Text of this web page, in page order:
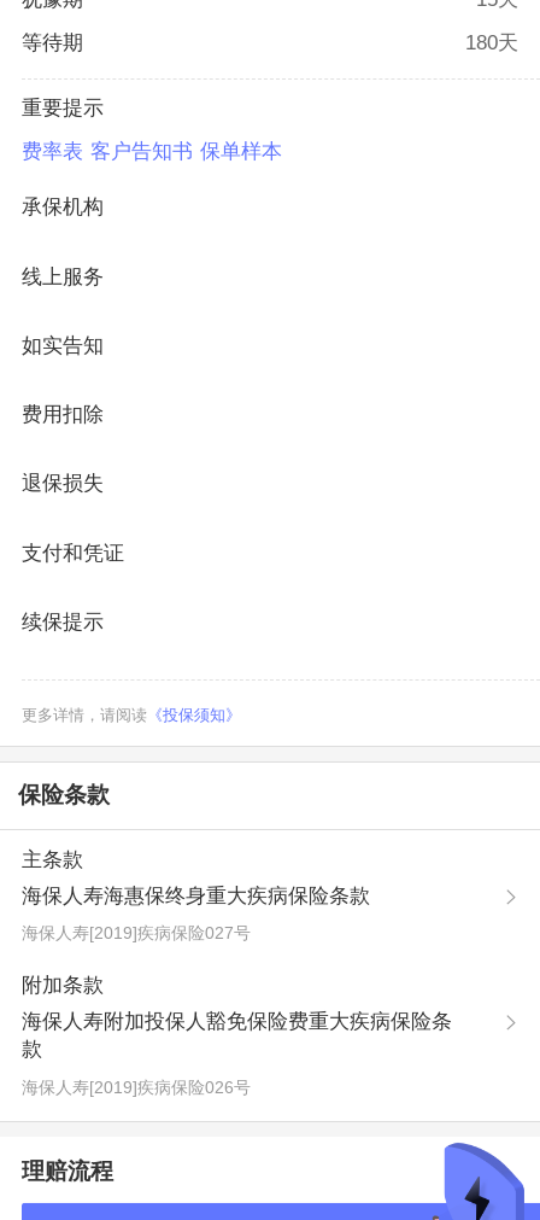
等待期
180天
重要提示
费率表 客户告知书 保单样本
承保机构
线上服务
如实告知
费用扣除
退保损失
支付和凭证
续保提示
更多详情，请阅读《投保须知》
保险条款
主条款
海保人寿海惠保终身重大疾病保险条款
海保人寿[2019]疾病保险027号
附加条款
海保人寿附加投保人豁免保险费重大疾病保险条
款
海保人寿[2019]疾病保险026号
理赔流程